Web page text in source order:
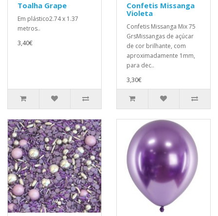
Toalha Grape
Em plástico2.74 x 1.37
metros..
3,40€
Confetis Missanga
Violeta
Confetis Missanga Mix 75
GrsMissangas de açúcar
de cor brilhante, com
aproximadamente 1mm,
para dec..
3,30€